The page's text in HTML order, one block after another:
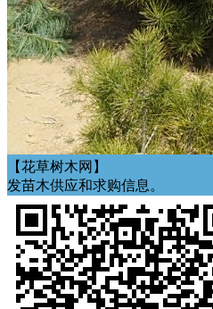
【花草树木网】
发苗木供应和求购信息。